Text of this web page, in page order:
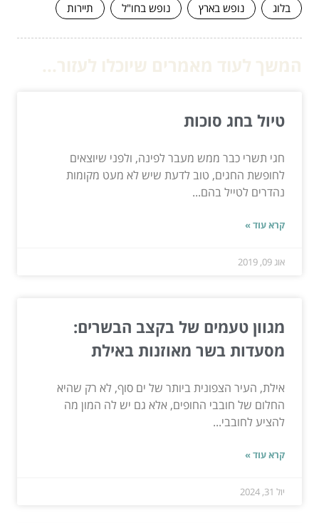
בלוג נופש בארץ נופש בחו"ל תיירות
המשך לעוד מאמרים שיוכלו לעזור...
טיול בחג סוכות
חגי תשרי כבר ממש מעבר לפינה, ולפני שיוצאים
לחופשת החגים, טוב לדעת שיש לא מעט מקומות
נהדרים לטייל בהם...
קרא עוד »
אוג 09, 2019
מגוון טעמים של בקצב הבשרים:
מסעדות בשר מאוזנות באילת
אילת, העיר הצפונית ביותר של ים סוף, לא רק שהיא
החלום של חובבי החופים, אלא גם יש לה המון מה
להציע לחובבי...
קרא עוד »
יול 31, 2024